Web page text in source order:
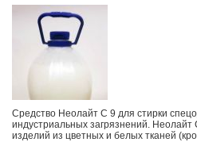
Средство Неолайт С 9 для стирки
индустриальных загрязнений.
изделий из цветных и белых тканей